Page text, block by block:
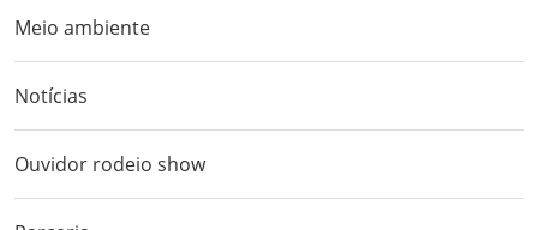
Meio ambiente
Notícias
Ouvidor rodeio show